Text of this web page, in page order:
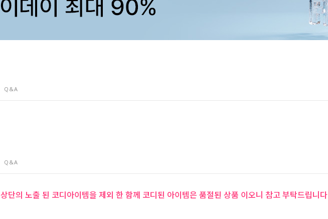
Q&A
Q&A
상단의 노출 된 코디아이템을 제외 한 함께 코디된 아이템은 품절된 상품 이오니 참고 부탁드립니다